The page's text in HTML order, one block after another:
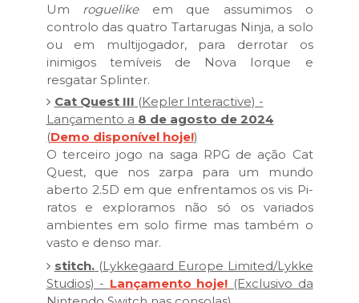
Um roguelike em que assumimos o
controlo das quatro Tartarugas Ninja, a solo
ou em multijogador, para derrotar os
inimigos temíveis de Nova Iorque e
resgatar Splinter.
Cat Quest III (Kepler Interactive) -
Lançamento a 8 de agosto de 2024
(Demo disponível hoje!)
O terceiro jogo na saga RPG de ação Cat
Quest, que nos zarpa para um mundo
aberto 2.5D em que enfrentamos os vis Pi-
ratos e exploramos não só os variados
ambientes em solo firme mas também o
vasto e denso mar.
stitch.(Lykkegaard Europe Limited/Lykke
Studios) - Lançamento hoje! (Exclusivo da